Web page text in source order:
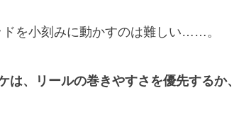
を小刻みに動かすのは難しい……。
、リールの巻きやすさを優先するか、